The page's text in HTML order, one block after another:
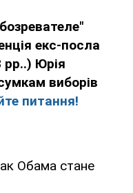
екс-посла
Юрія
виборів
питання!
Обама стане